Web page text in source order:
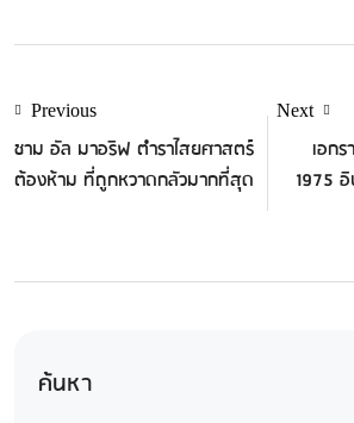
Previous
ชาม อัล มาอริฟ ตำราไสยศาสตร์
ต้องห้าม ที่ถูกหวาดกลัวมากที่สุด
Next
เอก
1975
ค้นหา